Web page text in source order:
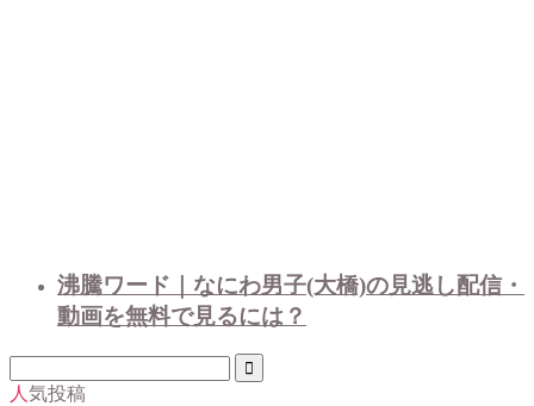
沸騰ワード｜なにわ男子(大橋)の見逃し配信・
動画を無料で見るには？
人気投稿